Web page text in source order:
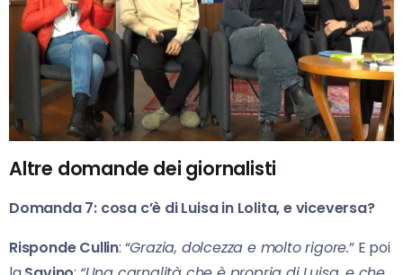
Altre domande dei giornalisti
Domanda 7: cosa c’è di Luisa in Lolita, e viceversa?
Risponde Cullin: “Grazia, dolcezza e molto rigore.” E poi